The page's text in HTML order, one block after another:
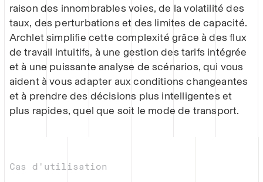
raison des innombrables voies, de la volatilité des
taux, des perturbations et des limites de capacité.
Archlet simplifie cette complexité grâce à des flux
de travail intuitifs, à une gestion des tarifs intégrée
et à une puissante analyse de scénarios, qui vous
aident à vous adapter aux conditions changeantes
et à prendre des décisions plus intelligentes et
plus rapides, quel que soit le mode de transport.
Cas d'utilisation